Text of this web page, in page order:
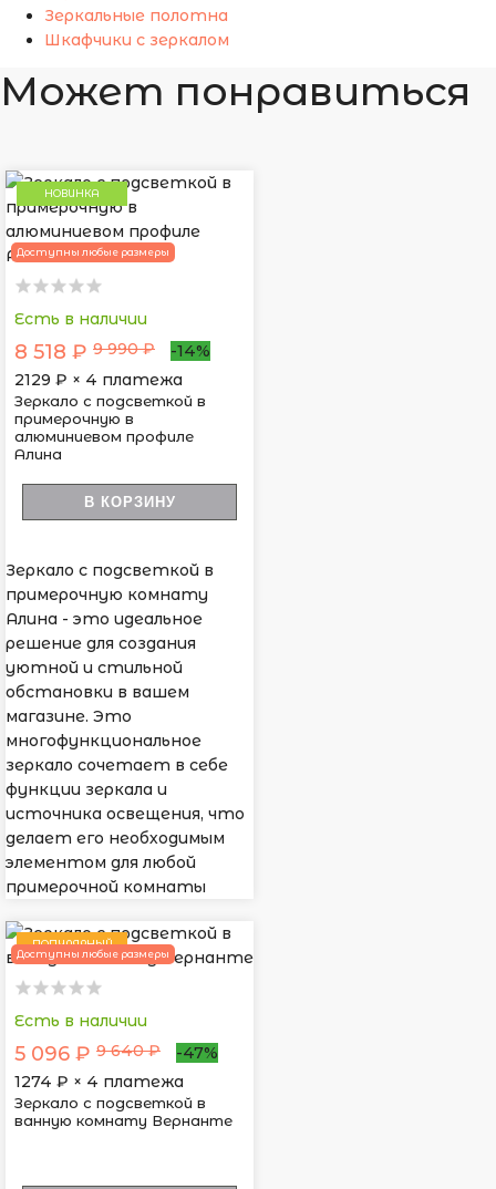
Зеркальные полотна
Шкафчики с зеркалом
Может понравиться
НОВИНКА
Доступны любые размеры
Есть в наличии
8 518 ₽ 9 990 ₽
-14%
2129 ₽ × 4 платежа
Зеркало с подсветкой в
примерочную в
алюминиевом профиле
Алина
В КОРЗИНУ
Зеркало с подсветкой в
примерочную комнату
Алина - это идеальное
решение для создания
уютной и стильной
обстановки в вашем
магазине. Это
многофункциональное
зеркало сочетает в себе
функции зеркала и
источника освещения, что
делает его необходимым
элементом для любой
примерочной комнаты
ПОПУЛЯРНЫЙ
Доступны любые размеры
Есть в наличии
5 096 ₽ 9 640 ₽
-47%
1274 ₽ × 4 платежа
Зеркало с подсветкой в
ванную комнату Вернанте